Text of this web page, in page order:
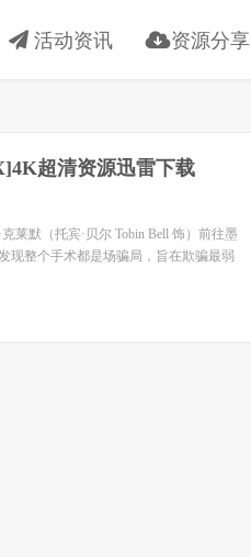
活动资讯 资源分享
超清资源迅雷下载
莱默（托宾·贝尔 Tobin Bell 饰）前往墨
现整个手术都是场骗局，旨在欺骗最弱